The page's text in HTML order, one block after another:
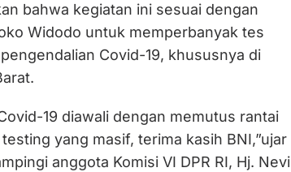
bahwa kegiatan ini sesuai dengan
Widodo untuk memperbanyak tes
Covid-19, khususnya di
19 diawali dengan memutus rantai
yang masif, terima kasih BNI,”ujar
anggota Komisi VI DPR RI, Hj. Nevi